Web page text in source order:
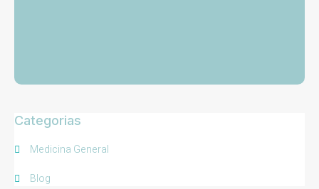
Categorias
Medicina General
Blog